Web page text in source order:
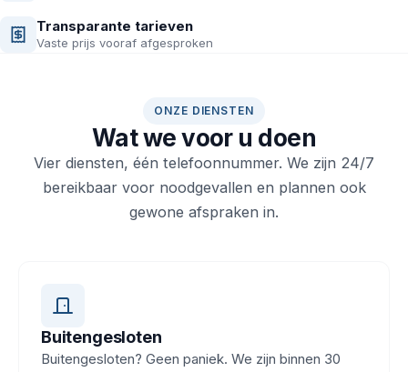
Transparante tarieven
Vaste prijs vooraf afgesproken
ONZE DIENSTEN
Wat we voor u doen
Vier diensten, één telefoonnummer. We zijn 24/7
bereikbaar voor noodgevallen en plannen ook
gewone afspraken in.
Buitengesloten
Buitengesloten? Geen paniek. We zijn binnen 30